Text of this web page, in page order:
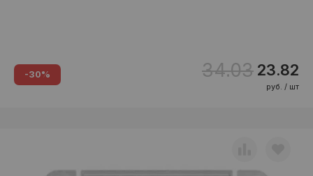
-30% 34.03 23.82
руб. / шт